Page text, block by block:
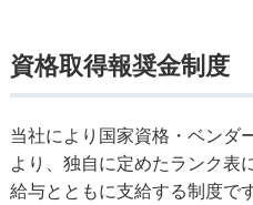
資格取得報奨金制度
当社により国家資格・ベンダ
より、独自に定めたランク表
給与とともに支給する制度です